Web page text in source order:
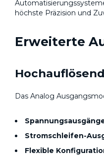
höchste Präzision und
Erweiterte
Das Analog
Stromschleifen-
Flexible